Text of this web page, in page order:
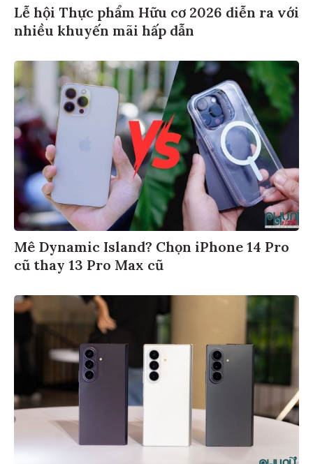
Lễ hội Thực phẩm Hữu cơ 2026 diễn ra với
nhiều khuyến mãi hấp dẫn
Mê Dynamic Island? Chọn iPhone 14 Pro
cũ thay 13 Pro Max cũ